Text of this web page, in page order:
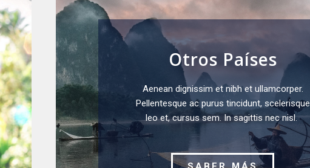
Otros Países
Aenean dignissim et nibh et ullamcorper.
Pellentesque ac purus tincidunt, scelerisque
leo et, cursus sem. In sagittis nec nisl.